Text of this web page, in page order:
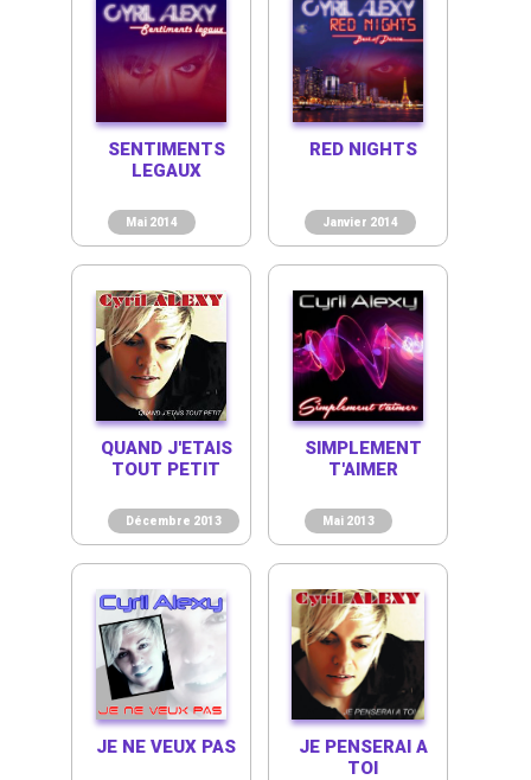
Mai 2014
SENTIMENTS
LEGAUX
Janvier 2014
RED NIGHTS
Décembre 2013
QUAND J'ETAIS
TOUT PETIT
Mai 2013
SIMPLEMENT
T'AIMER
JE NE VEUX PAS
JE PENSERAI A
TOI